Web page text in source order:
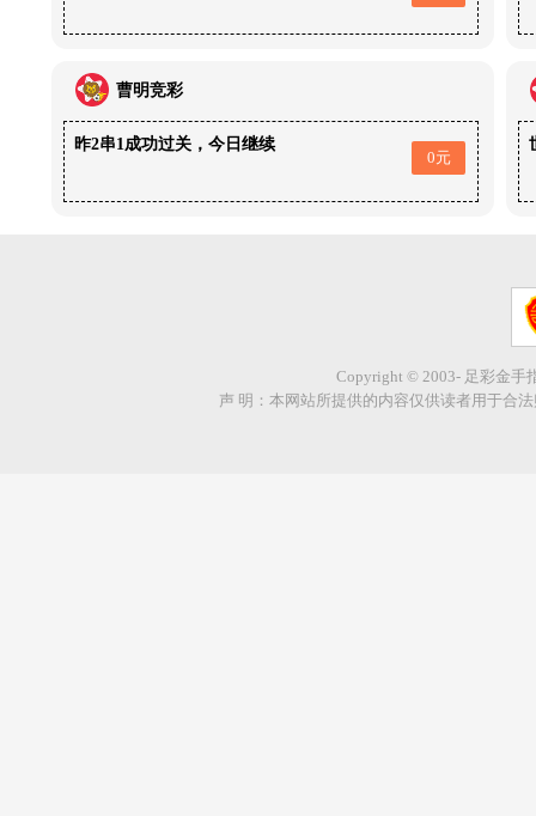
曹明竞彩
昨2串1成功过关，今日继续
0元
Copyright © 2003- 足彩金手
声 明：本网站所提供的内容仅供读者用于合